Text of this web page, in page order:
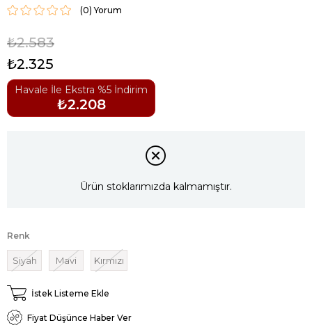
(0)
₺2.583
₺2.325
Havale İle Ekstra %5 İndirim
₺2.208
Ürün stoklarımızda kalmamıştır.
Renk
Siyah Mavi Kırmızı
İstek Listeme Ekle
Fiyat Düşünce Haber Ver